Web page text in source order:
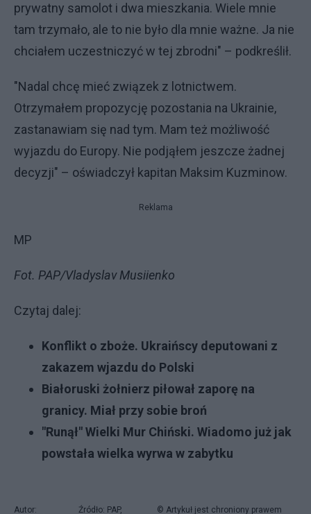
prywatny samolot i dwa mieszkania. Wiele mnie
tam trzymało, ale to nie było dla mnie ważne. Ja nie
chciałem uczestniczyć w tej zbrodni" – podkreślił.
"Nadal chcę mieć związek z lotnictwem.
Otrzymałem propozycję pozostania na Ukrainie,
zastanawiam się nad tym. Mam też możliwość
wyjazdu do Europy. Nie podjąłem jeszcze żadnej
decyzji" – oświadczył kapitan Maksim Kuzminow.
Reklama
MP
Fot. PAP/Vladyslav Musiienko
Czytaj dalej:
Konflikt o zboże. Ukraińscy deputowani z
zakazem wjazdu do Polski
Białoruski żołnierz piłował zaporę na
granicy. Miał przy sobie broń
"Runął" Wielki Mur Chiński. Wiadomo już jak
powstała wielka wyrwa w zabytku
Autor:
Źródło: PAP,
© Artykuł jest chroniony prawem